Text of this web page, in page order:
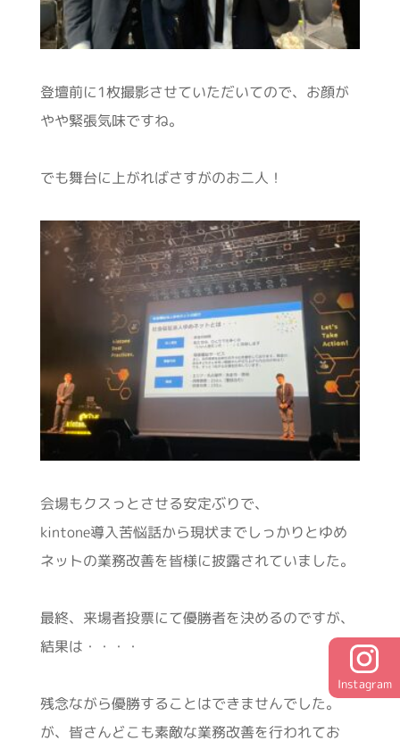
登壇前に1枚撮影させていただいてので、お顔が
やや緊張気味ですね。
でも舞台に上がればさすがのお二人！
会場もクスっとさせる安定ぶりで、
kintone導入苦悩話から現状までしっかりとゆめ
ネットの業務改善を皆様に披露されていました。
最終、来場者投票にて優勝者を決めるのですが、
結果は・・・・
残念ながら優勝することはできませんでした。
が、皆さんどこも素敵な業務改善を行われてお
Instagram